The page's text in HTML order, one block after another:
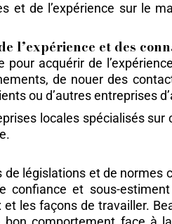
et de l’expérience sur le
l’expérience et des
acquérir de
de nouer des
ou d’autres entreprises
locales spécialisés
législations et de normes
confiance et sous-
les façons de travailler.